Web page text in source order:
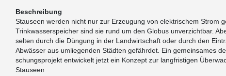
Beschreibung
Stauseen werden nicht nur zur Erzeugung von elektrischem Strom
Trinkwasserspeicher sind sie rund um den Globus unverzichtbar.
selten durch die Düngung in der Landwirtschaft oder durch den
Abwässer aus umliegenden Städten gefährdet. Ein gemeinsames
schungsprojekt entwickelt jetzt ein Konzept zur langfristigen
Stauseen